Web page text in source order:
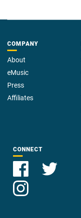
COMPANY
About
eMusic
Press
Affiliates
CONNECT